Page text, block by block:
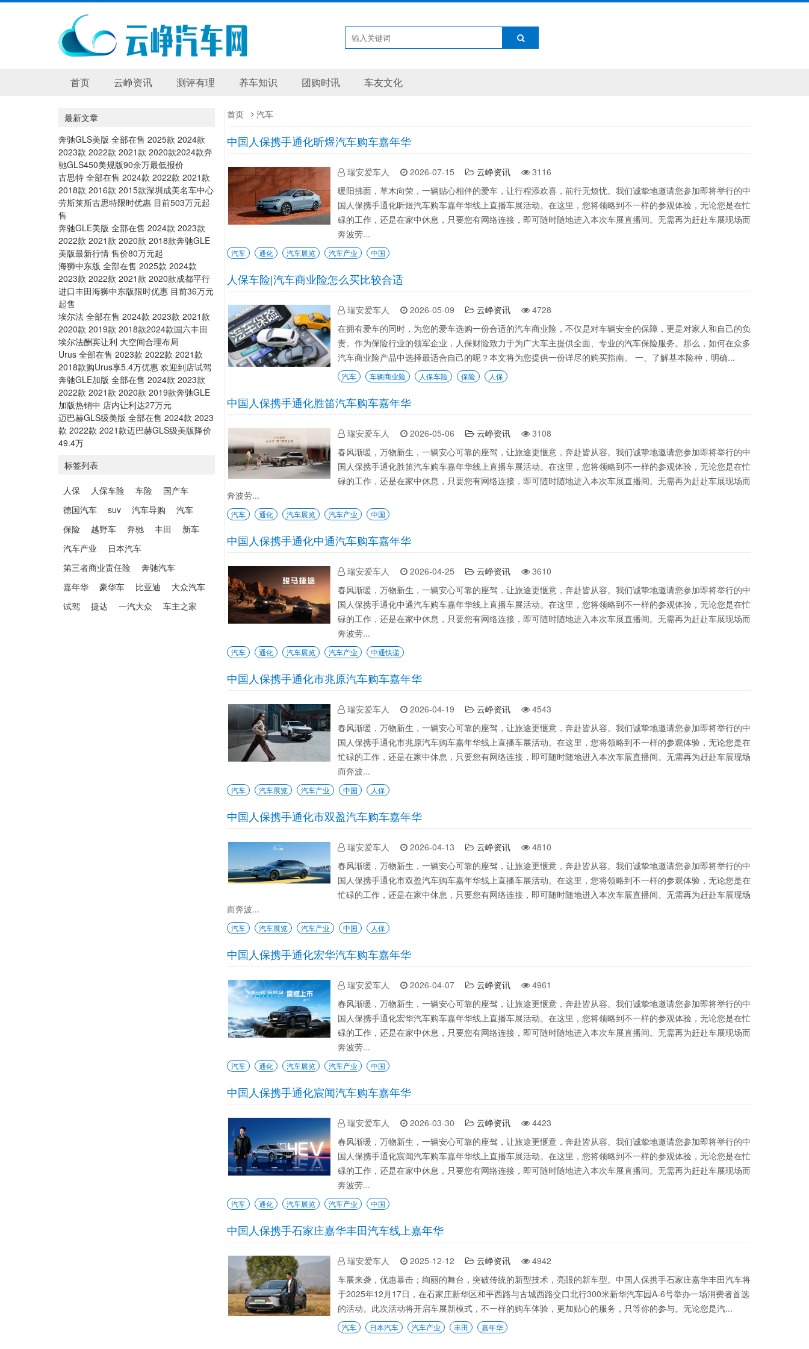
首页 云峥资讯 测评有理 养车知识 团购时讯 车友文化
首页 汽车
中国人保携手通化昕煜汽车购车嘉年华
瑞安爱车人 2026-07-15 云峥资讯
3116
暖阳拂面，草木向荣，一辆贴心相伴的爱车，让行程添欢喜，前行无烦忧。我们诚挚地邀请您参加即将举行的中
国人保携手通化昕煜汽车购车嘉年华线上直播车展活动。在这里，您将领略到不一样的参观体验，无论您是在忙
碌的工作，还是在家中休息，只要您有网络连接，即可随时随地进入本次车展直播间。无需再为赶赴车展现场而
奔波劳...
汽车 通化 汽车展览 汽车产业 中国
人保车险|汽车商业险怎么买比较合适
瑞安爱车人 2026-05-09 云峥资讯
4728
在拥有爱车的同时，为您的爱车选购一份合适的汽车商业险，不仅是对车辆安全的保障，更是对家人和自己的负
责。作为保险行业的领军企业，人保财险致力于为广大车主提供全面、专业的汽车保险服务。那么，如何在众多
汽车商业险产品中选择最适合自己的呢？本文将为您提供一份详尽的购买指南。 一、了解基本险种，明确...
汽车 车辆商业险 人保车险 保险 人保
中国人保携手通化胜笛汽车购车嘉年华
瑞安爱车人 2026-05-06 云峥资讯
3108
春风渐暖，万物新生，一辆安心可靠的座驾，让旅途更惬意，奔赴皆从容。我们诚挚地邀请您参加即将举行的中
国人保携手通化胜笛汽车购车嘉年华线上直播车展活动。在这里，您将领略到不一样的参观体验，无论您是在忙
碌的工作，还是在家中休息，只要您有网络连接，即可随时随地进入本次车展直播间。无需再为赶赴车展现场而
奔波劳...
汽车 通化 汽车展览 汽车产业 中国
中国人保携手通化中通汽车购车嘉年华
瑞安爱车人 2026-04-25 云峥资讯
3610
春风渐暖，万物新生，一辆安心可靠的座驾，让旅途更惬意，奔赴皆从容。我们诚挚地邀请您参加即将举行的中
国人保携手通化中通汽车购车嘉年华线上直播车展活动。在这里，您将领略到不一样的参观体验，无论您是在忙
碌的工作，还是在家中休息，只要您有网络连接，即可随时随地进入本次车展直播间。无需再为赶赴车展现场而
奔波劳...
汽车 通化 汽车展览 汽车产业 中通快递
中国人保携手通化市兆原汽车购车嘉年华
瑞安爱车人 2026-04-19 云峥资讯
4543
春风渐暖，万物新生，一辆安心可靠的座驾，让旅途更惬意，奔赴皆从容。我们诚挚地邀请您参加即将举行的中
国人保携手通化市兆原汽车购车嘉年华线上直播车展活动。在这里，您将领略到不一样的参观体验，无论您是在
忙碌的工作，还是在家中休息，只要您有网络连接，即可随时随地进入本次车展直播间。无需再为赶赴车展现场
而奔波...
汽车 汽车展览 汽车产业 中国 人保
中国人保携手通化市双盈汽车购车嘉年华
瑞安爱车人 2026-04-13 云峥资讯
4810
春风渐暖，万物新生，一辆安心可靠的座驾，让旅途更惬意，奔赴皆从容。我们诚挚地邀请您参加即将举行的中
国人保携手通化市双盈汽车购车嘉年华线上直播车展活动。在这里，您将领略到不一样的参观体验，无论您是在
忙碌的工作，还是在家中休息，只要您有网络连接，即可随时随地进入本次车展直播间。无需再为赶赴车展现场
而奔波...
汽车 汽车展览 汽车产业 中国 人保
中国人保携手通化宏华汽车购车嘉年华
瑞安爱车人 2026-04-07 云峥资讯
4961
春风渐暖，万物新生，一辆安心可靠的座驾，让旅途更惬意，奔赴皆从容。我们诚挚地邀请您参加即将举行的中
国人保携手通化宏华汽车购车嘉年华线上直播车展活动。在这里，您将领略到不一样的参观体验，无论您是在忙
碌的工作，还是在家中休息，只要您有网络连接，即可随时随地进入本次车展直播间。无需再为赶赴车展现场而
奔波劳...
汽车 通化 汽车展览 汽车产业 中国
中国人保携手通化宸闻汽车购车嘉年华
瑞安爱车人 2026-03-30 云峥资讯
4423
春风渐暖，万物新生，一辆安心可靠的座驾，让旅途更惬意，奔赴皆从容。我们诚挚地邀请您参加即将举行的中
国人保携手通化宸闻汽车购车嘉年华线上直播车展活动。在这里，您将领略到不一样的参观体验，无论您是在忙
碌的工作，还是在家中休息，只要您有网络连接，即可随时随地进入本次车展直播间。无需再为赶赴车展现场而
奔波劳...
汽车 通化 汽车展览 汽车产业 中国
中国人保携手石家庄嘉华丰田汽车线上嘉年华
瑞安爱车人 2025-12-12 云峥资讯
4942
车展来袭，优惠暴击；绚丽的舞台，突破传统的新型技术，亮眼的新车型。中国人保携手石家庄嘉华丰田汽车将
于2025年12月17日，在石家庄新华区和平西路与古城西路交口北行300米新华汽车园A-6号举办一场消费者首选
的活动。此次活动将开启车展新模式，不一样的购车体验，更加贴心的服务，只等你的参与。无论您是汽...
汽车 日本汽车 汽车产业 丰田 嘉年华
最新文章
奔驰GLS美版 全部在售 2025款 2024款
2023款 2022款 2021款 2020款2024款奔
驰GLS450美规版90余万最低报价
古思特 全部在售 2024款 2022款 2021款
2018款 2016款 2015款深圳成美名车中心
劳斯莱斯古思特限时优惠 目前503万元起
售
奔驰GLE美版 全部在售 2024款 2023款
2022款 2021款 2020款 2018款奔驰GLE
美版最新行情 售价80万元起
海狮中东版 全部在售 2025款 2024款
2023款 2022款 2021款 2020款成都平行
进口丰田海狮中东版限时优惠 目前36万元
起售
埃尔法 全部在售 2024款 2023款 2021款
2020款 2019款 2018款2024款国六丰田
埃尔法酬宾让利 大空间合理布局
Urus 全部在售 2023款 2022款 2021款
2018款购Urus享5.4万优惠 欢迎到店试驾
奔驰GLE加版 全部在售 2024款 2023款
2022款 2021款 2020款 2019款奔驰GLE
加版热销中 店内让利达27万元
迈巴赫GLS级美版 全部在售 2024款 2023
款 2022款 2021款迈巴赫GLS级美版降价
49.4万
标签列表
人保 人保车险 车险
国产车
德国汽车
suv 汽车导购
汽车
保险
越野车 奔驰 丰田
新车
汽车产业
日本汽车
第三者商业责任险
奔驰汽车
嘉年华
豪华车 比亚迪
大众汽车
试驾
捷达 一汽大众 车主之家